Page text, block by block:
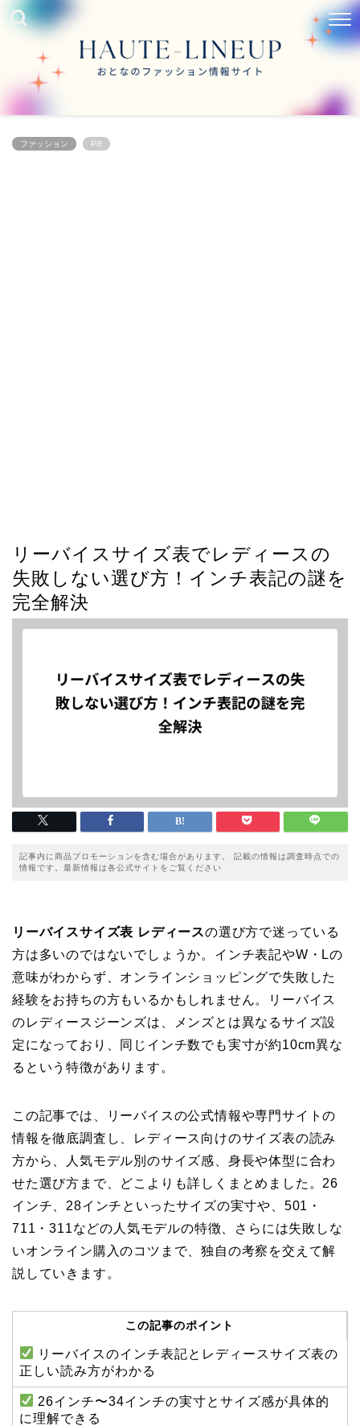
ファッション PR
リーバイスサイズ表でレディースの
失敗しない選び方！インチ表記の謎を
完全解決
記事内に商品プロモーションを含む場合があります。 記載の情報は調査時点での
情報です。最新情報は各公式サイトをご覧ください
リーバイスサイズ表 レディースの選び方で迷っている
方は多いのではないでしょうか。インチ表記やW・Lの
意味がわからず、オンラインショッピングで失敗した
経験をお持ちの方もいるかもしれません。リーバイス
のレディースジーンズは、メンズとは異なるサイズ設
定になっており、同じインチ数でも実寸が約10cm異な
るという特徴があります。
この記事では、リーバイスの公式情報や専門サイトの
情報を徹底調査し、レディース向けのサイズ表の読み
方から、人気モデル別のサイズ感、身長や体型に合わ
せた選び方まで、どこよりも詳しくまとめました。26
インチ、28インチといったサイズの実寸や、501・
711・311などの人気モデルの特徴、さらには失敗しな
いオンライン購入のコツまで、独自の考察を交えて解
説していきます。
この記事のポイント
リーバイスのインチ表記とレディースサイズ表の
正しい読み方がわかる
26インチ〜34インチの実寸とサイズ感が具体的
に理解できる